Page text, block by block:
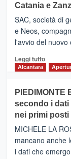
Catania e
SAC, società di
e Neos,
l'avvio del
Leggi tuttoLeggi
CATANIA
–
il
nuovo
tra
Alcantara
PIEDIMONTE
secondo i dati
nei primi
MICHELE LA
mancano anche
i dati che